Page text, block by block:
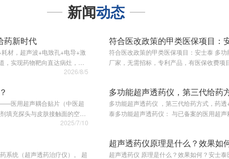
新闻动态
药新时代
材，超声波+电致孔+电导+激
2026/8/5
符合医改政策的甲类医保项目：
符合医改政策的甲类医保项目：安士泰 多
厂家，无需招标，专利产品，有医保收费项目。 安士泰超声透药仪凭借创新技术，作为符合医改政策
医用超声耦合贴片（中医超
2025/7/10
多功能超声透药仪，第三代给药
多功能超声透药仪 ，第三代给药方式，药透+
泰多功能超声透药仪： 与已备案的医用超声耦合贴片(鄂汉械备20150177号)、超声治疗固定贴(鄂汉械备
统（超声透药治疗仪）。 超
超声透药仪原理是什么？效果如
超声透药仪 原理是什么？效果如何？安士泰医疗供